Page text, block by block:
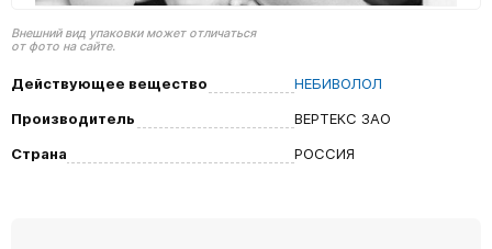
Внешний вид упаковки может отличаться
от фото на сайте.
Действующее вещество
НЕБИВОЛОЛ
Производитель
ВЕРТЕКС ЗАО
Страна
РОССИЯ